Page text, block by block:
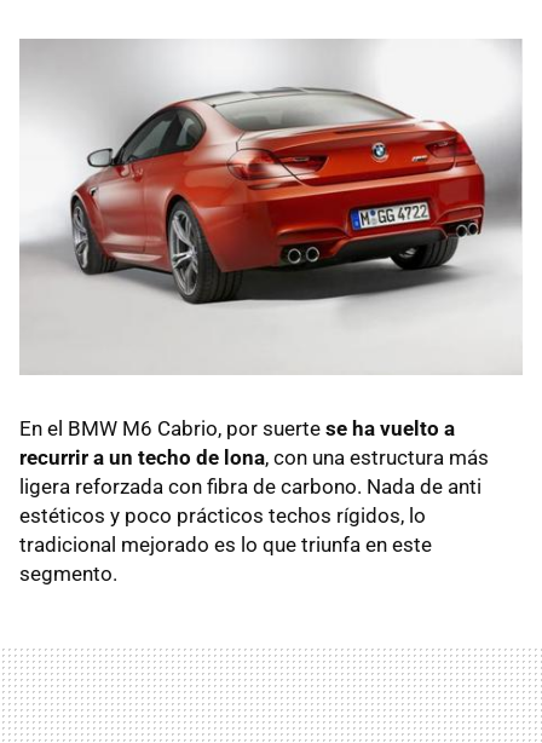
En el BMW M6 Cabrio, por suerte se ha vuelto a
recurrir a un techo de lona, con una estructura más
ligera reforzada con fibra de carbono. Nada de anti
estéticos y poco prácticos techos rígidos, lo
tradicional mejorado es lo que triunfa en este
segmento.